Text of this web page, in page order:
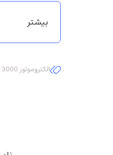
بیشتر
الکتروموتور ABB 3000 دور